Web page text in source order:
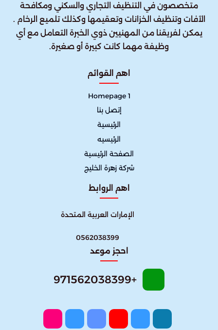
متخصصون في التنظيف التجاري والسكني ومكافحة
الآفات وتنظيف الخزانات وتعقيمها وكذلك تلميع الرخام .
يمكن لفريقنا من المهنيين ذوي الخبرة التعامل مع أي
وظيفة مهما كانت كبيرة أو صغيرة.
اهم القوائم
Homepage 1
إتصل بنا
الرئيسية
الرئيسيه
الصفحة الرئيسية
شركة زهرة الخليج
اهم الروابط
الإمارات العربية المتحدة
0562038399
احجز موعد
+971562038399